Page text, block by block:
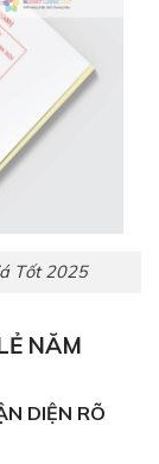
Tốt 2025
NĂM
DIỆN RÕ